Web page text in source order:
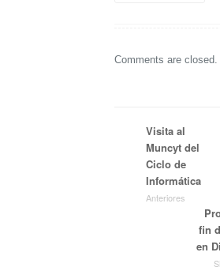
Comments are closed.
Visita al
Muncyt del
Ciclo de
Informática
Anteriores
fin
en